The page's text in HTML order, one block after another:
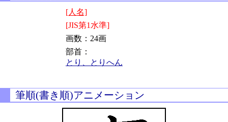
[人名]
[JIS第1水準]
画数：24画
部首：
とり、とりへん
筆順(書き順)アニメーション